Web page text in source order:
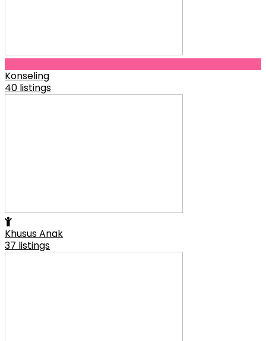
Konseling
40 listings
Khusus Anak
37 listings